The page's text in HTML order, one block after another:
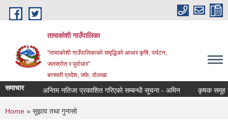
Skip to main content
तामाकोशी गाउँपालिका
"तामाकोशी गाउँपालिकाको समृद्धिको आधार कृषि, पर्यटन,
जलस्रोत र पुर्वाधार"
बागमती प्रदेश, जफे, दोलखा
समाचार अन्तिम नतिजा प्रकाशित गरिएको सम्बन्धी सूचना - अमिन कृषक समूह
You are here
Home » सुझाव तथा गुनासो